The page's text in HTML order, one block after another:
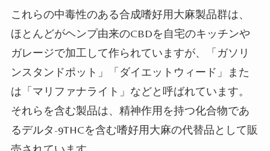
これらの中毒性のある合成嗜好用大麻製品群は、
ほとんどがヘンプ由来のCBDを自宅のキッチンや
ガレージで加工して作られていますが、「ガソリ
ンスタンドポット」「ダイエットウィード」また
は「マリファナライト」などと呼ばれています。
それらを含む製品は、精神作用を持つ化合物であ
るデルタ-9THCを含む嗜好用大麻の代替品として販